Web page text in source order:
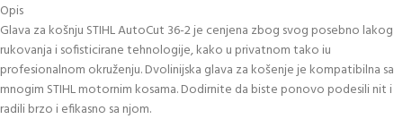
Opis
Glava za košnju STIHL AutoCut 36-2 je cenjena zbog svog posebno lakog
rukovanja i sofisticirane tehnologije, kako u privatnom tako iu
profesionalnom okruženju. Dvolinijska glava za košenje je kompatibilna sa
mnogim STIHL motornim kosama. Dodirnite da biste ponovo podesili nit i
radili brzo i efikasno sa njom.